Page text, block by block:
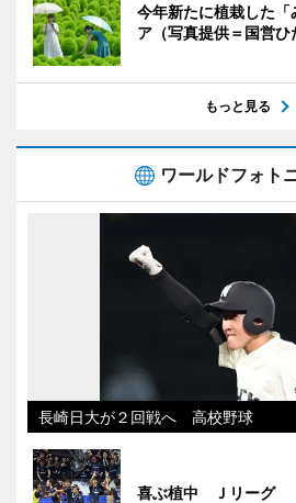
今年新たに植栽した
ア（写真提供＝国営ひ
もっと見る
ワールドフォト
長崎日大が２回戦へ 高校野球
喜ぶ植中 Ｊリーグ